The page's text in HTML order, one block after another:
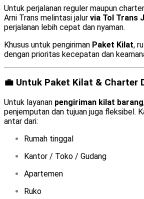
Untuk perjalanan reguler maupun
Arni Trans melintasi jalur via Tol Trans
perjalanan lebih cepat dan nyaman.
Khusus untuk pengiriman Paket Kilat,
dengan prioritas kecepatan dan
💼 Untuk Paket Kilat & Charter
Untuk layanan pengiriman kilat
penjemputan dan tujuan juga fleksibel.
antar dari:
Rumah tinggal
Kantor / Toko / Gudang
Apartemen
Ruko